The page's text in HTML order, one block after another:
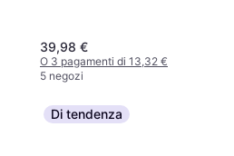
39,98 €
O 3 pagamenti di 13,32 €
5 negozi
Di tendenza